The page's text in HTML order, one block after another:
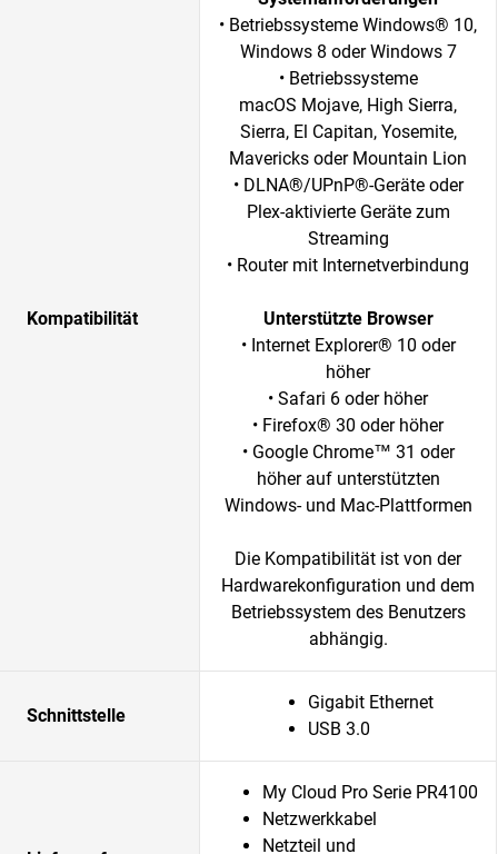
Kompatibilität
• Betriebssysteme Windows® 10,
Windows 8 oder Windows 7
• Betriebssysteme
macOS Mojave, High Sierra,
Sierra, El Capitan, Yosemite,
Mavericks oder Mountain Lion
• DLNA®/UPnP®-Geräte oder
Plex-aktivierte Geräte zum
Streaming
• Router mit Internetverbindung
Unterstützte Browser
• Internet Explorer® 10 oder
höher
• Safari 6 oder höher
• Firefox® 30 oder höher
• Google Chrome™ 31 oder
höher auf unterstützten
Windows- und Mac-Plattformen
Die Kompatibilität ist von der
Hardwarekonfiguration und dem
Betriebssystem des Benutzers
abhängig.
Schnittstelle
Gigabit Ethernet
USB 3.0
My Cloud Pro Serie PR4100
Netzwerkkabel
Netzteil und